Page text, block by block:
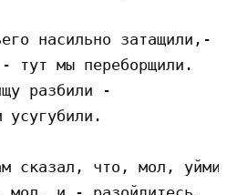
насильно затащили,-
тут мы переборщили.
разбили -
усугубили.
сказал, что, мол,